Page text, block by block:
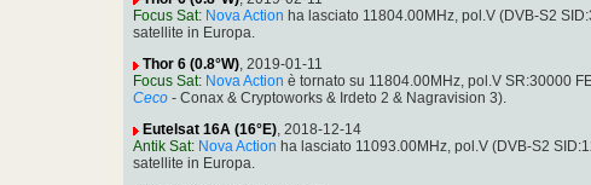
Focus Sat: Nova Action ha lasciato 11804.00MHz, pol.V (DVB-S2
satellite in Europa.
Thor 6 (0.8°W), 2019-01-11
Focus Sat: Nova Action è tornato su 11804.00MHz, pol.V SR:30000
Ceco - Conax & Cryptoworks & Irdeto 2 & Nagravision 3).
Eutelsat 16A (16°E), 2018-12-14
Antik Sat: Nova Action ha lasciato 11093.00MHz, pol.V (DVB-S2
satellite in Europa.